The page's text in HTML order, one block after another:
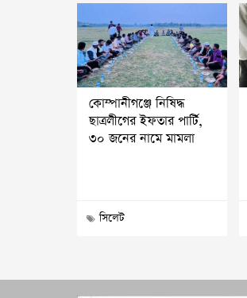
কোম্পানীগঞ্জে নিষিদ্ধ
ছাত্রলীগের ইফতার পার্টি,
৩০ জনের নামে মামলা
সিলেট